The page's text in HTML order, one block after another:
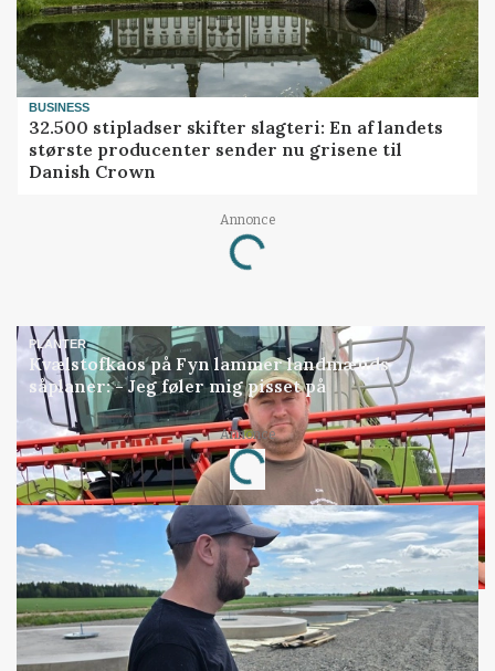
BUSINESS
32.500 stipladser skifter slagteri: En af landets
største producenter sender nu grisene til
Danish Crown
Annonce
Loading...
PLANTER
Kvælstofkaos på Fyn lammer landmænds
såplaner: - Jeg føler mig pisset på
Annonce
Loading...